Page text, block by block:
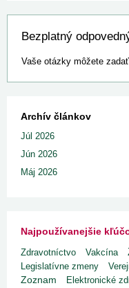
Bezplatný
Vaše otázky môžete
Archív článkov
Júl 2026
Jún 2026
Máj 2026
Najpoužívanejšie
Zdravotníctvo Vakcína
Legislatívne zmeny
Zoznam
Elektronické